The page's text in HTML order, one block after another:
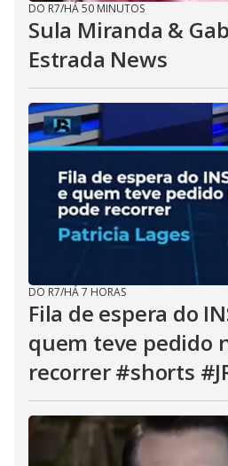
DO R7/HÁ 50 MINUTOS
Sula Miranda &
Estrada News
DO R7/HÁ 7 HORAS
Fila de espera do
quem teve pedido
recorrer #shorts